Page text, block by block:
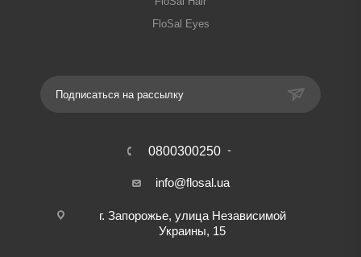
FloSal Eyes
Подписаться на рассылку
0800300250
info@flosal.ua
г. Запорожье, улица Независимой
Украины, 15